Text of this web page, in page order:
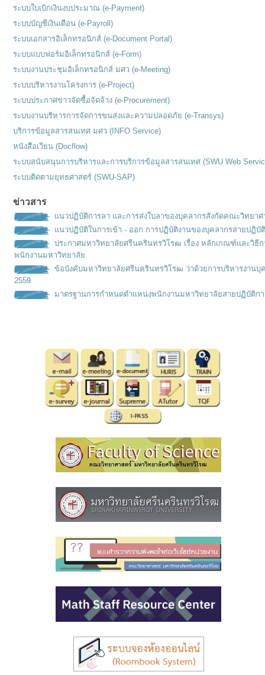
ระบบใบเบิกเงินงบประมาณ (e-Payment)
ระบบบัญชีเงินเดือน (e-Payroll)
ระบบเอกสารอิเล็กทรอนิกส์ (e-Document Portal)
ระบบแบบฟอร์มอิเล็กทรอนิกส์ (e-Form)
ระบบงานประชุมอิเล็กทรอนิกส์ มศว (e-Meeting)
ระบบบริหารงานโครงการ (e-Project)
ระบบประกาศข่าวจัดซื้อจัดจ้าง (e-Procurement)
ระบบงานบริหารการจัดการขนส่งและความปลอดภัย (e-Transys)
บริการข้อมูลสารสนเทศ มศว (INFO Service)
หนังสือเวียน (Docflow)
ระบบสนับสนุนการบริหารและการบริการข้อมูลสารสนเทศ (SWU Web
ระบบติดตามยุทธศาสตร์ (SWU-SAP)
ข่าวสาร
แนวปฏิบัติการลา และการส่งใบลาของบุคลากรสังกัดคณะวิทยาศ
แนวปฏิบัติในการเข้า - ออก การปฏิบัติงานของบุคลากรสายปฏิบั
ประกาศมหาวิทยาลัยศรีนครินทรวิโรฒ เรื่อง หลักเกณฑ์เเละวิธี
พนักงานมหาวิทยาลัย
ข้อบังคับมหาวิทยาลัยศรีนครินทรวิโรฒ ว่าด้วยการบริหารงาน
2559
มาตรฐานการกำหนดตำเเหน่งพนักงานมหาวิทยาลัยสายปฏิบัติก